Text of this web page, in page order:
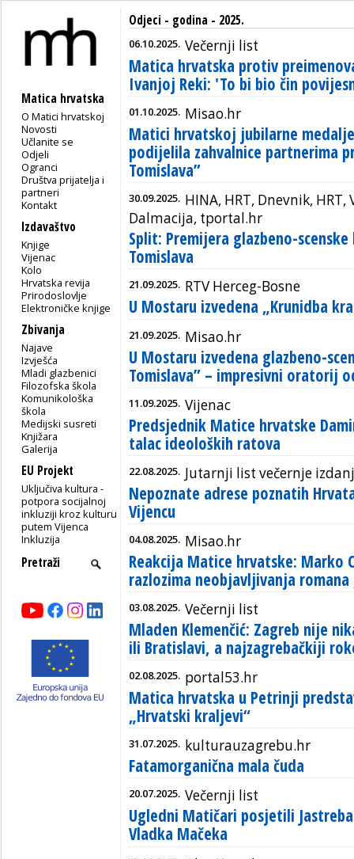
Matica hrvatska
O Matici hrvatskoj
Novosti
Učlanite se
Odjeli
Ogranci
Društva prijatelja i
partneri
Kontakt
Izdavaštvo
Knjige
Vijenac
Kolo
Hrvatska revija
Prirodoslovlje
Elektroničke knjige
Zbivanja
Najave
Izvješća
Mladi glazbenici
Filozofska škola
Komunikološka
škola
Medijski susreti
Knjižara
Galerija
EU Projekt
Uključiva kultura -
potpora socijalnoj
inkluziji kroz kulturu
putem Vijenca
Inkluzija
Odjeci - godina - 2025.
06.10.2025. Večernji list
Matica hrvatska protiv
Ivanjoj Reki: 'To bi bio čin
01.10.2025. Misao.hr
Matici hrvatskoj jubilarne
podijelila zahvalnice partnerima
Tomislava”
30.09.2025. HINA, HRT, Dnevnik,
Dalmacija, tportal.hr
Split: Premijera glazbeno-
Tomislava
21.09.2025. RTV Herceg-Bosne
U Mostaru izvedena „Krunidba
21.09.2025. Misao.hr
U Mostaru izvedena glazbeno-
Tomislava” – impresivni oratorij
11.09.2025. Vijenac
Predsjednik Matice hrvatske
talac ideoloških ratova
22.08.2025. Jutarnji list večernje
Nepoznate adrese poznatih
Vijencu
04.08.2025. Misao.hr
Reakcija Matice hrvatske: Marko
razlozima neobjavljivanja romana
03.08.2025. Večernji list
Mladen Klemenčić: Zagreb nije
ili Bratislavi, a najzagrebačkiji
02.08.2025. portal53.hr
Matica hrvatska u Petrinji
„Hrvatski kraljevi“
31.07.2025. kulturauzagrebu.hr
Fatamorganična mala čuda
20.07.2025. Večernji list
Ugledni Matičari posjetili
Vladka Mačeka